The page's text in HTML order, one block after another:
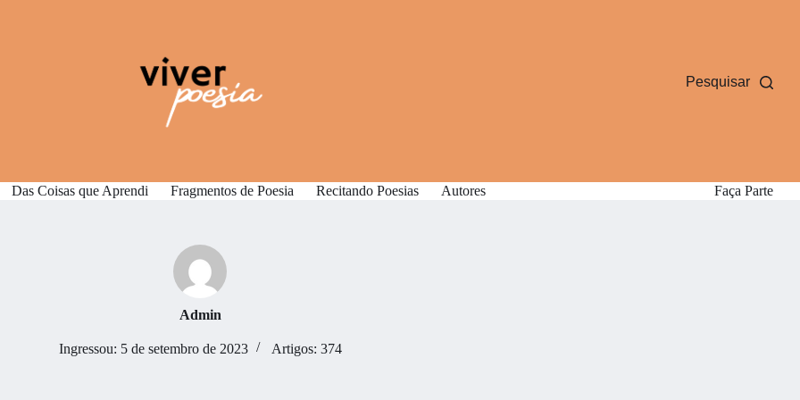
Pesquisar
Das Coisas que Aprendi Fragmentos de Poesia Recitando Poesias Autores Faça Parte
Admin
Ingressou: 5 de setembro de 2023 Artigos: 374